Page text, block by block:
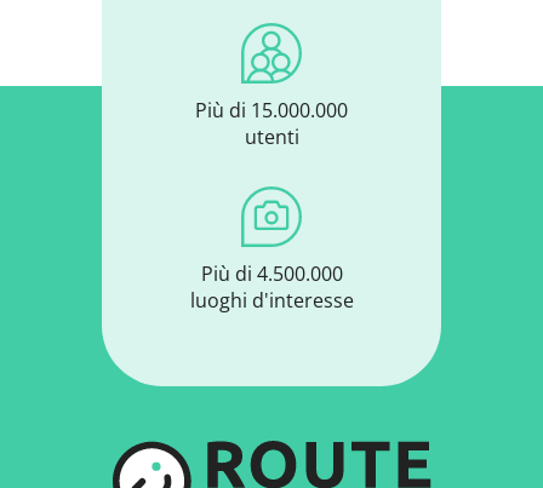
Più di 15.000.000
utenti
Più di 4.500.000
luoghi d'interesse